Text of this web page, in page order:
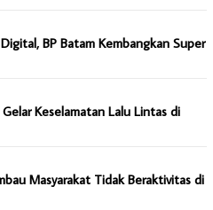
BP Batam Kembangkan Super
Keselamatan Lalu Lintas di
Masyarakat Tidak Beraktivitas di